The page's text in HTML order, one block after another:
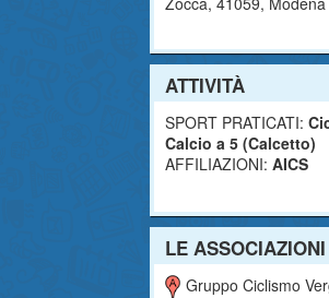
ATTIVITÀ
SPORT PRATICATI:
Calcio a 5 (Calcetto)
AFFILIAZIONI: AICS
LE
Gruppo Ciclismo Vergato